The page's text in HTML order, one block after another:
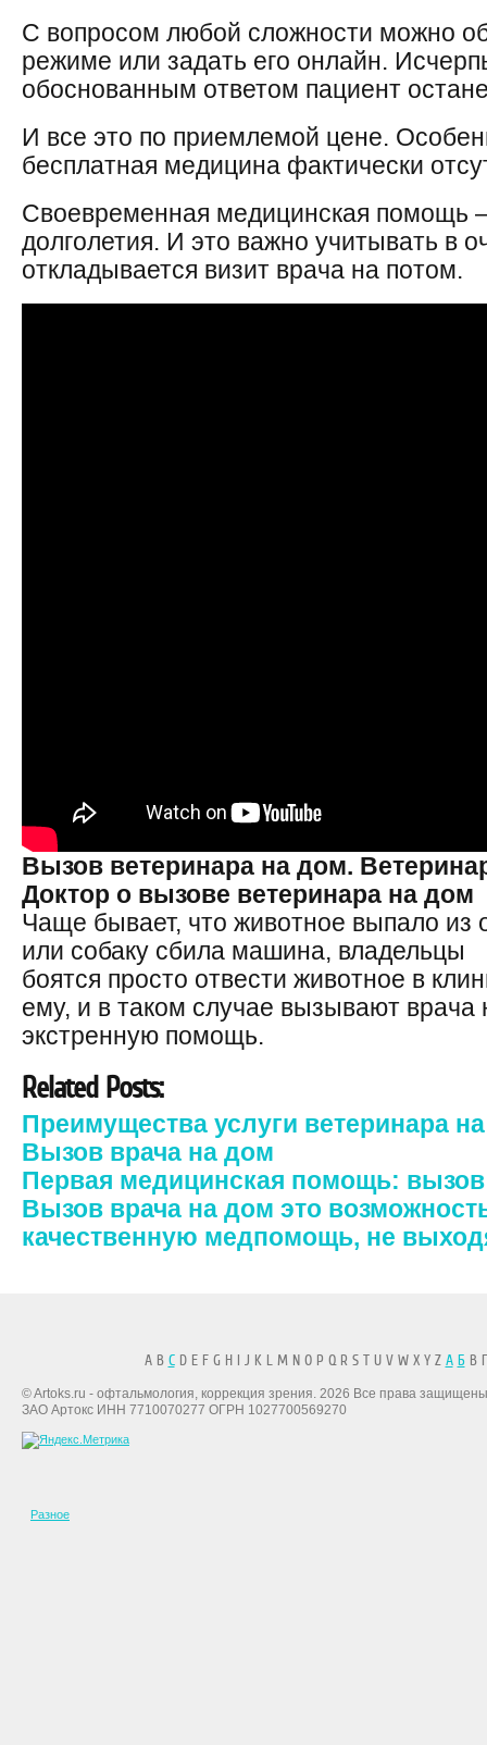
С вопросом любой сложности можно
режиме или задать его онлайн.
обоснованным ответом пациент
И все это по приемлемой цене.
бесплатная медицина фактически
Своевременная медицинская помощь
долголетия. И это важно учитывать в
откладывается визит врача на потом.
Вызов ветеринара на дом.
Доктор о вызове ветеринара на дом
Чаще бывает, что животное выпало из
или собаку сбила машина, владельцы
боятся просто отвести животное в
ему, и в таком случае вызывают врача
экстренную помощь.
Related Posts:
Преимущества услуги ветеринара
Вызов врача на дом
Первая медицинская помощь:
Вызов врача на дом это
качественную медпомощь, не
A B CD E F G H I J K L M N O P Q R S T U V W X Y Z А БВ
© Artoks.ru - офтальмология, коррекция зрения. 2026 Все права
ЗАО Артокс ИНН 7710070277 ОГРН 1027700569270
Разное